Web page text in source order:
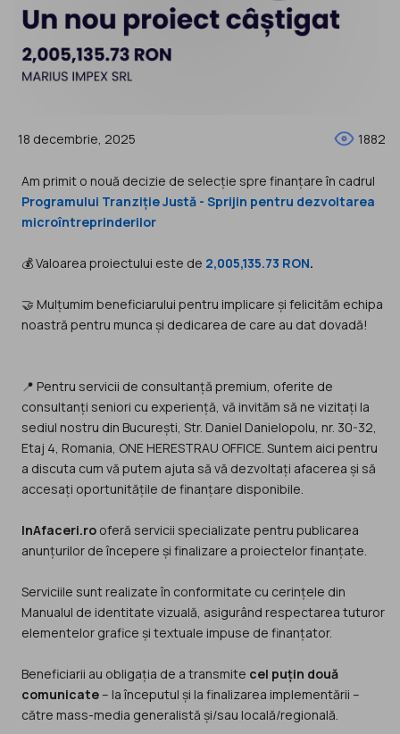
18 decembrie, 2025 1882
Am primit o nouă decizie de selecție spre finanțare în cadrul
Programului Tranziție Justă - Sprijin pentru dezvoltarea
microîntreprinderilor
💰 Valoarea proiectului este de 2,005,135.73 RON.
🤝 Mulțumim beneficiarului pentru implicare și felicităm echipa
noastră pentru munca și dedicarea de care au dat dovadă!
📍 Pentru servicii de consultanță premium, oferite de
consultanți seniori cu experiență, vă invităm să ne vizitați la
sediul nostru din București, Str. Daniel Danielopolu, nr. 30-32,
Etaj 4, Romania, ONE HERESTRAU OFFICE. Suntem aici pentru
a discuta cum vă putem ajuta să vă dezvoltați afacerea și să
accesați oportunitățile de finanțare disponibile.
InAfaceri.ro oferă servicii specializate pentru publicarea
anunțurilor de începere și finalizare a proiectelor finanțate.
Serviciile sunt realizate în conformitate cu cerințele din
Manualul de identitate vizuală, asigurând respectarea tuturor
elementelor grafice și textuale impuse de finanțator.
Beneficiarii au obligația de a transmite cel puțin două
comunicate – la începutul și la finalizarea implementării –
către mass-media generalistă și/sau locală/regională.